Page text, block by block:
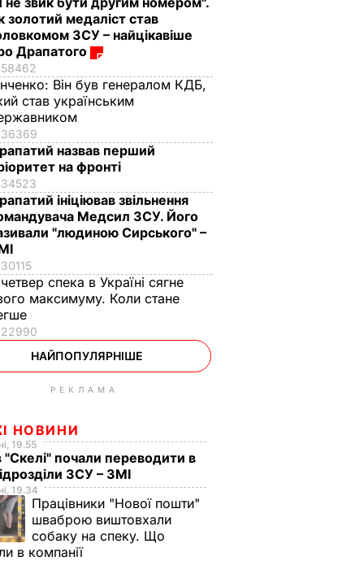
золотий медаліст став
ЗСУ – найцікавіше
Драпатого
58462
Він був генералом КДБ,
став українським
36369
назвав перший
на фронті
34523
ініціював звільнення
Медсил ЗСУ. Його
"людиною Сирського" –
30115
спека в Україні сягне
максимуму. Коли стане
22990
НАЙПОПУЛЯРНІШЕ
РЕКЛАМА
НОВИНИ
19.55
"Скелі" почали переводити в
ЗСУ – ЗМІ
19.34
Працівники "Нової пошти"
шваброю виштовхали
собаку на спеку. Що
в компанії